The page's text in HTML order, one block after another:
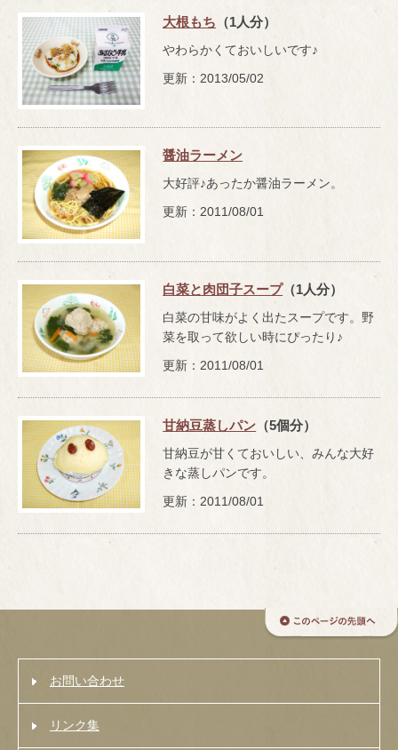
大根もち （1人分）
やわらかくておいしいです♪
更新：2013/05/02
醤油ラーメン
大好評♪あったか醤油ラーメン。
更新：2011/08/01
白菜と肉団子スープ（1人分）
白菜の甘味がよく出たスープです。野
菜を取って欲しい時にぴったり♪
更新：2011/08/01
甘納豆蒸しパン （5個分）
甘納豆が甘くておいしい、みんな大好
きな蒸しパンです。
更新：2011/08/01
お問い合わせ
リンク集